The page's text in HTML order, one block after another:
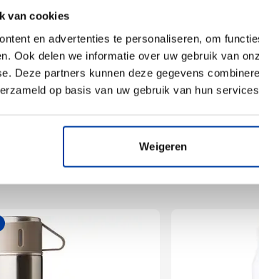
van cookies
en advertenties te personaliseren, om
Ook delen we informatie over uw gebruik van
Deze partners kunnen deze gegevens
op basis van uw gebruik van hun
Weigeren